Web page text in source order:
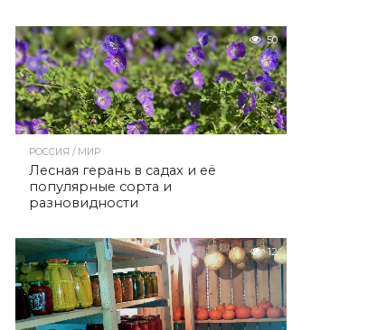
50
РОССИЯ / МИР
Лесная герань в садах и её
популярные сорта и
разновидности
12